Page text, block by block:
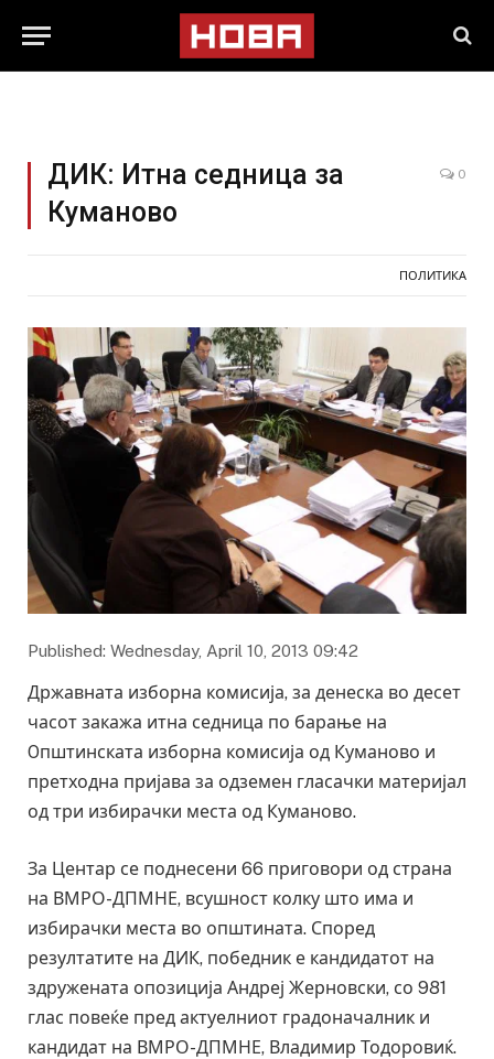
ДИК: Итна седница за
Куманово
0
ПОЛИТИКА
Published: Wednesday, April 10, 2013 09:42
Државната изборна комисија, за денеска во десет
часот закажа итна седница по барање на
Oпштинската изборна комисија од Куманово и
претходна пријава за одземен гласачки материјал
од три избирачки места од Куманово.
За Центар се поднесени 66 приговори од страна
на ВМРО-ДПМНЕ, всушност колку што има и
избирачки места во општината. Според
резултатите на ДИК, победник е кандидатот на
здружената опозиција Андреј Жерновски, со 981
глас повеќе пред актуелниот градоначалник и
кандидат на ВМРО-ДПМНЕ, Владимир Тодоровиќ.